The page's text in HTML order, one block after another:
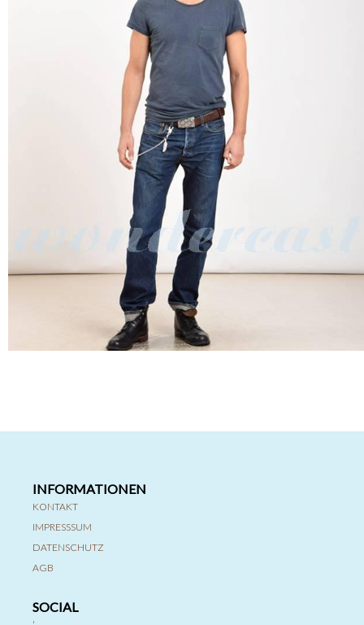
INFORMATIONEN
KONTAKT
IMPRESSSUM
DATENSCHUTZ
AGB
SOCIAL